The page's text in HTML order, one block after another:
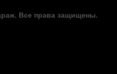
Все права защищены.